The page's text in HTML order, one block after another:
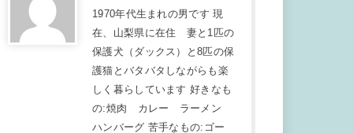
1970年代生まれの男です 現
在、山梨県に在住 妻と1匹の
保護犬（ダックス）と8匹の保
護猫とバタバタしながらも楽
しく暮らしています 好きなも
の:焼肉 カレー ラーメン
ハンバーグ 苦手なもの:ゴー